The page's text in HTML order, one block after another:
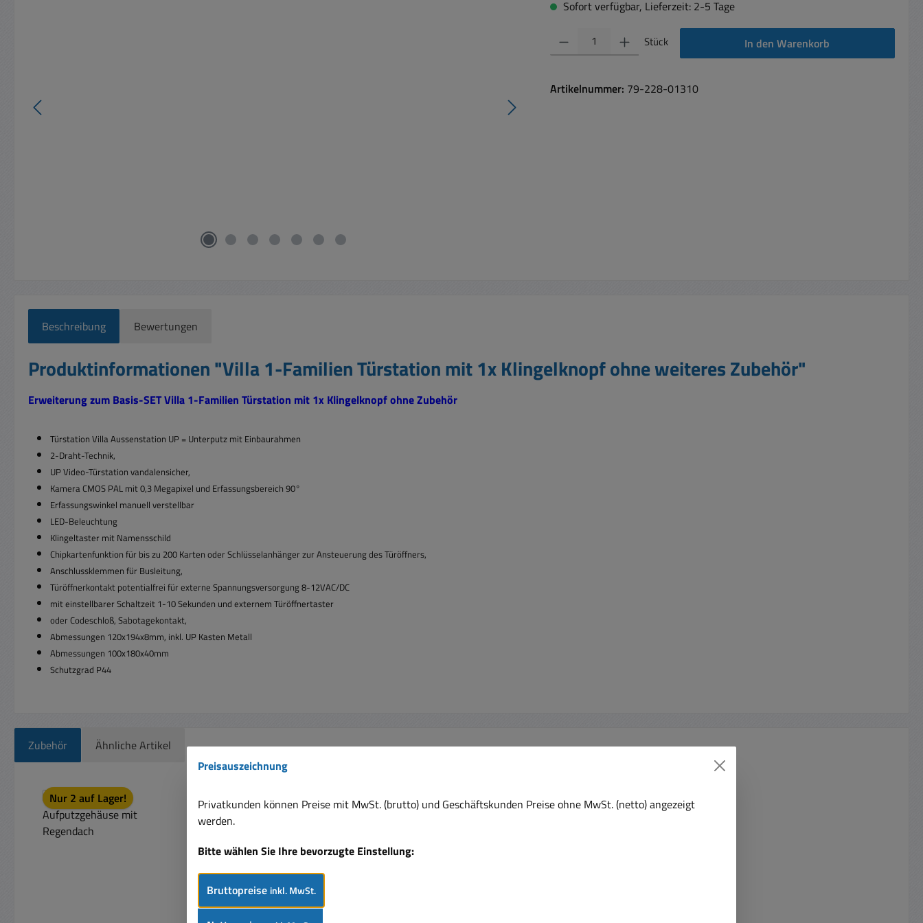
Sofort verfügbar, Lieferzeit: 2-5 Tage
Produkt Anzahl: Gib den gewünschten Wert ein oder benutze die Schaltflächen um die
Stück In den Warenkorb
Artikelnummer: 79-228-01310
Beschreibung Bewertungen
Produktinformationen "Villa 1-Familien Türstation mit 1x Klingelknopf ohne weiteres Zubehör"
Erweiterung zum Basis-SET Villa 1-Familien Türstation mit 1x Klingelknopf ohne Zubehör
Türstation Villa Aussenstation UP = Unterputz mit Einbaurahmen
2-Draht-Technik,
UP Video-Türstation vandalensicher,
Kamera CMOS PAL mit 0,3 Megapixel und Erfassungsbereich 90°
Erfassungswinkel manuell verstellbar
LED-Beleuchtung
Klingeltaster mit Namensschild
Chipkartenfunktion für bis zu 200 Karten oder Schlüsselanhänger zur Ansteuerung des Türöffners,
Anschlussklemmen für Busleitung,
Türöffnerkontakt potentialfrei für externe Spannungsversorgung 8-12VAC/DC
mit einstellbarer Schaltzeit 1-10 Sekunden und externem Türöffnertaster
oder Codeschloß, Sabotagekontakt,
Abmessungen 120x194x8mm, inkl. UP Kasten Metall
Abmessungen 100x180x40mm
Schutzgrad P44
Zubehör Ähnliche Artikel
Produktgalerie überspringen
Nur 2 auf Lager!
Preisauszeichnung
Privatkunden können Preise mit MwSt. (brutto) und Geschäftskunden Preise ohne MwSt. (netto) angezeigt
werden.
Bitte wählen Sie Ihre bevorzugte Einstellung:
Bruttopreise inkl. MwSt.